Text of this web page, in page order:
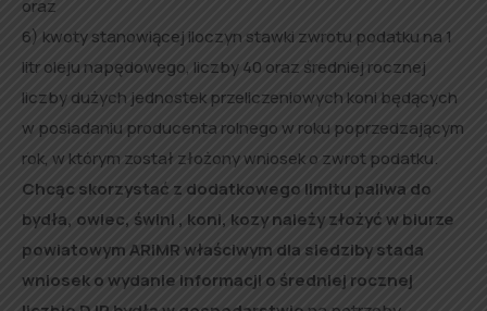
oraz
6) kwoty stanowiącej iloczyn stawki zwrotu podatku na 1
litr oleju napędowego, liczby 40 oraz średniej rocznej
liczby dużych jednostek przeliczeniowych koni będących
w posiadaniu producenta rolnego w roku poprzedzającym
rok, w którym został złożony wniosek o zwrot podatku.
Chcąc skorzystać z dodatkowego limitu paliwa do
bydła, owiec, świni , koni, kozy należy złożyć w biurze
powiatowym ARiMR właściwym dla siedziby stada
wniosek o wydanie informacji o średniej rocznej